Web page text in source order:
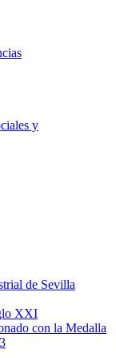
y
de Sevilla
XXI
con la Medalla